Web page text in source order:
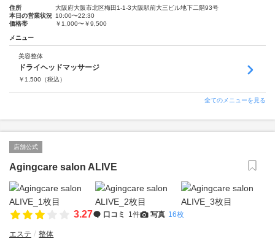
住所
大阪府大阪市北区梅田1-1-3大阪駅前大三ビル地下二階93号
本日の営業状況 10:00〜22:30
価格帯
￥1,000〜￥9,500
メニュー
美容整体
ドライヘッドマッサージ
￥ 1,500 （税込）
全てのメニューを見る
店舗公式
Agingcare salon ALIVE
3.27 口コミ 1件 写真 16枚
エステ 整体